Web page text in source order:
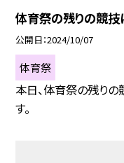
体育祭の残りの競技
公開日 2024/10/07
体育祭
本日、体育祭の残りの
す。